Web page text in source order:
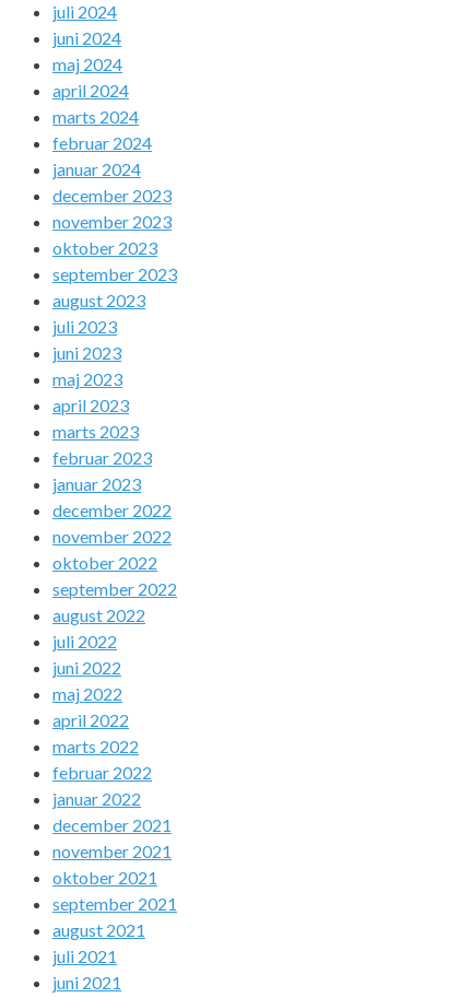
juli 2024
juni 2024
maj 2024
april 2024
marts 2024
februar 2024
januar 2024
december 2023
november 2023
oktober 2023
september 2023
august 2023
juli 2023
juni 2023
maj 2023
april 2023
marts 2023
februar 2023
januar 2023
december 2022
november 2022
oktober 2022
september 2022
august 2022
juli 2022
juni 2022
maj 2022
april 2022
marts 2022
februar 2022
januar 2022
december 2021
november 2021
oktober 2021
september 2021
august 2021
juli 2021
juni 2021